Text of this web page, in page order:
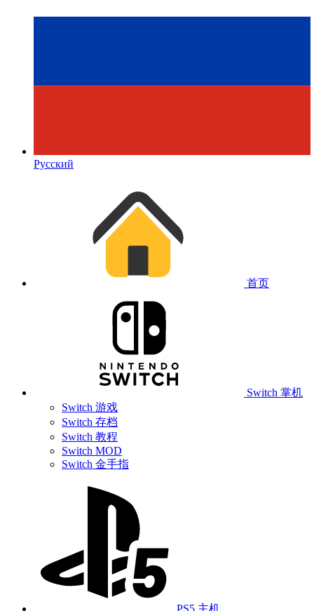
Русский
首页
Switch 掌机
Switch 游戏
Switch 存档
Switch 教程
Switch MOD
Switch 金手指